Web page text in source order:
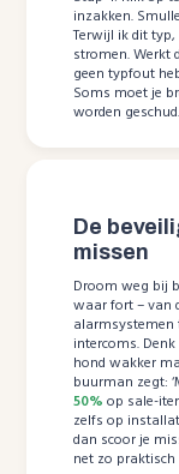
inzakken.
Terwijl ik dit
stromen. Werkt
geen typfout
Soms moet je
worden
De
missen
Droom weg bij
waar fort – van
intercoms.
hond wakker
buurman zegt:
50% op sale-
zelfs op
dan scoor je
net zo praktisch